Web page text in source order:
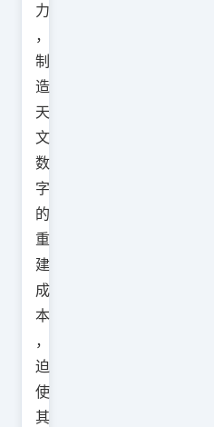
力
，
制
造
天
文
数
字
的
重
建
成
本
，
迫
使
其